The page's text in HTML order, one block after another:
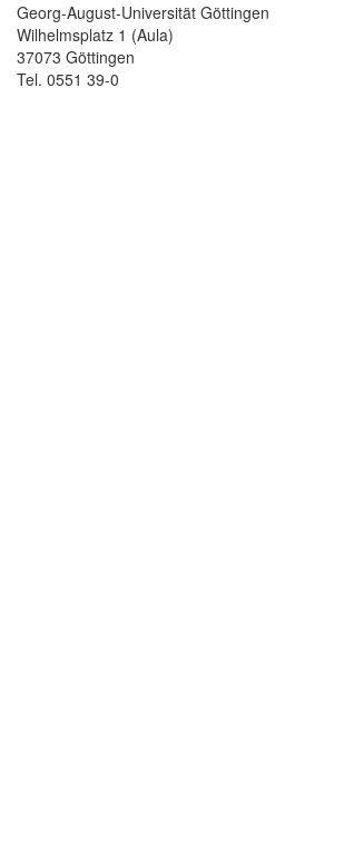
Georg-August-Universität Göttingen
Wilhelmsplatz 1 (Aula)
37073 Göttingen
Tel. 0551 39-0